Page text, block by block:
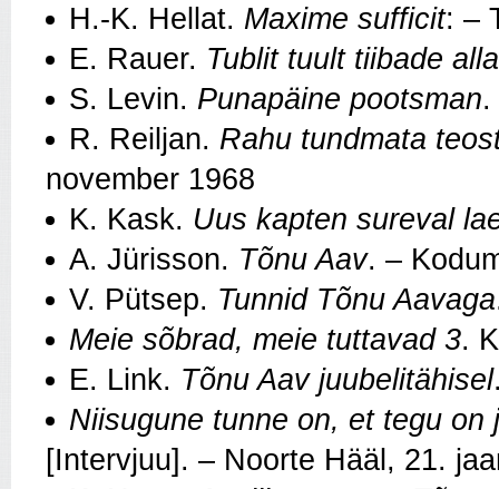
H.-K. Hellat. Maxime sufficit: –
E. Rauer. Tublit tuult tiibade alla
S. Levin. Punapäine pootsman.
R. Reiljan. Rahu tundmata
november 1968
K. Kask. Uus kapten sureval
A. Jürisson. Tõnu Aav. –
V. Pütsep. Tunnid Tõnu Aavaga
Meie sõbrad, meie tuttavad 3.
E. Link. Tõnu Aav juubelitähisel
Niisugune tunne on, et tegu
[Intervjuu]. – Noorte Hääl, 21.